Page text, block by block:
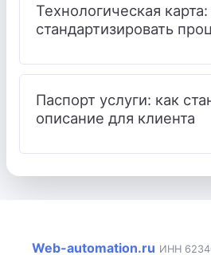
Технологическая карта:
стандартизировать
Паспорт услуги: как
описание для клиента
Web-automation.ru ИНН